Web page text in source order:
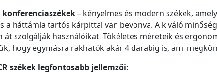
konferenciaszékek– kényelmes és modern székek,
a háttámla tartós kárpittal van bevonva. A kiváló
át szolgálják használóikat. Tökéletes méreteik és
hogy egymásra rakhatók akár 4 darabig is, ami
CR székek legfontosabb jellemzői: